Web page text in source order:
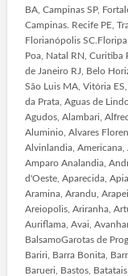
BA, Campinas SP,
Campinas. Recife PE,
Florianópolis
Poa, Natal RN, Curitiba
de Janeiro RJ, Belo
São Luis MA, Vitória
da Prata, Aguas de
Agudos, Alambari,
Aluminio, Alvares
Alvinlandia, Americana,
Amparo Analandia,
d'Oeste, Aparecida,
Aramina, Arandu,
Areiopolis, Ariranha,
Auriflama, Avai,
BalsamoGarotas de
Bariri, Barra Bonita,
Barueri, Bastos,